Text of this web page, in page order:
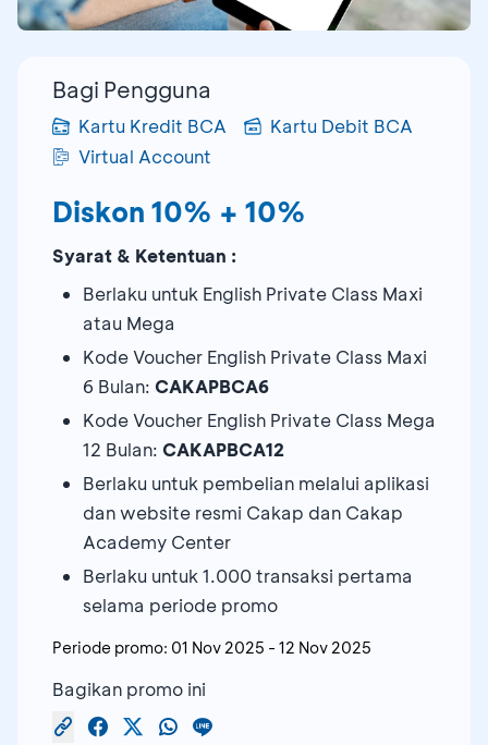
Bagi Pengguna
Kartu Kredit BCA
Kartu Debit BCA
Virtual Account
Diskon 10% + 10%
Syarat & Ketentuan :
Berlaku untuk English Private Class Maxi
atau Mega
Kode Voucher English Private Class Maxi
6 Bulan: CAKAPBCA6
Kode Voucher English Private Class Mega
12 Bulan: CAKAPBCA12
Berlaku untuk pembelian melalui aplikasi
dan website resmi Cakap dan Cakap
Academy Center
Berlaku untuk 1.000 transaksi pertama
selama periode promo
Periode promo: 01 Nov 2025 - 12 Nov 2025
Bagikan promo ini